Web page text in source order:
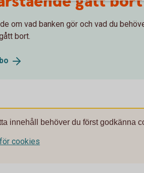
om vad banken gör och vad du
bort.
innehåll behöver du först godkänna
cookies